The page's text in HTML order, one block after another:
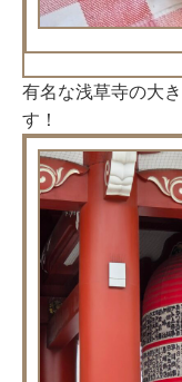
有名な浅草寺の大
す！